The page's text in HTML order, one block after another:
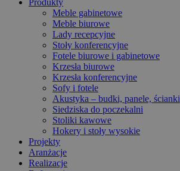
Produkty
Meble gabinetowe
Meble biurowe
Lady recepcyjne
Stoły konferencyjne
Fotele biurowe i gabinetowe
Krzesła biurowe
Krzesła konferencyjne
Sofy i fotele
Akustyka – budki, panele, ścianki
Siedziska do poczekalni
Stoliki kawowe
Hokery i stoły wysokie
Projekty
Aranżacje
Realizacje